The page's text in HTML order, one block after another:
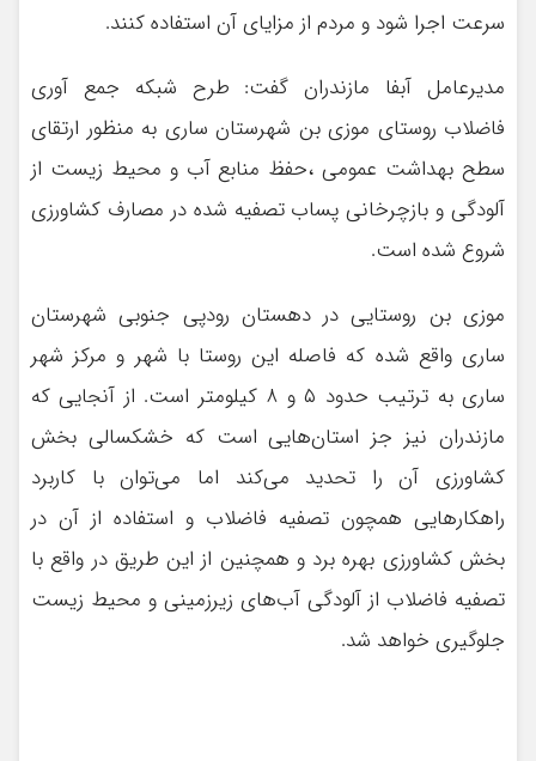
سرعت اجرا شود و مردم از مزایای آن استفاده کنند.
مدیرعامل آبفا مازندران گفت: طرح شبکه جمع آوری
فاضلاب روستای موزی بن شهرستان ساری به منظور ارتقای
سطح بهداشت عمومی ،حفظ منابع آب و محیط زیست از
آلودگی و بازچرخانی پساب تصفیه شده در مصارف کشاورزی
شروع شده است.
موزی بن روستایی در دهستان رودپی جنوبی شهرستان
ساری واقع شده که فاصله این روستا با شهر و مرکز شهر
ساری به ترتیب حدود ۵ و ۸ کیلومتر است. از آنجایی که
مازندران نیز جز استان‌هایی است که خشکسالی بخش
کشاورزی آن را تحدید می‌کند اما می‌توان با کاربرد
راهکارهایی همچون تصفیه فاضلاب و استفاده از آن در
بخش کشاورزی بهره برد و همچنین از این طریق در واقع با
تصفیه فاضلاب از آلودگی آب‌های زیرزمینی و محیط زیست
جلوگیری خواهد شد.